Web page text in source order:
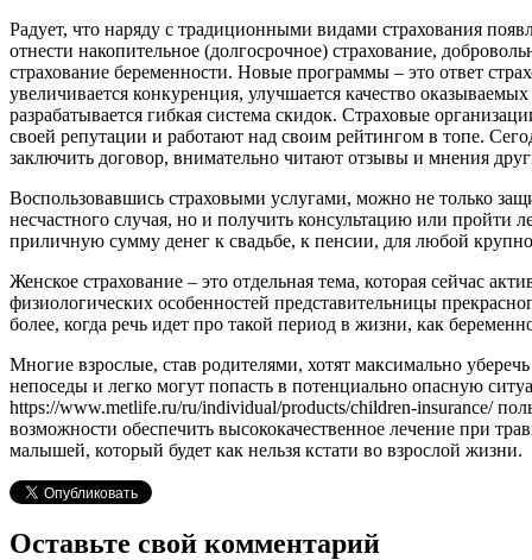
Радует, что наряду с традиционными видами страхования
отнести накопительное (долгосрочное) страхование,
страхование беременности. Новые программы – это ответ
увеличивается конкуренция, улучшается качество
разрабатывается гибкая система скидок. Страховые
своей репутации и работают над своим рейтингом в топе.
заключить договор, внимательно читают отзывы и мнения
Воспользовавшись страховыми услугами, можно не только
несчастного случая, но и получить консультацию или пройти
приличную сумму денег к свадьбе, к пенсии, для любой
Женское страхование – это отдельная тема, которая сейчас
физиологических особенностей представительницы
более, когда речь идет про такой период в жизни, как
Многие взрослые, став родителями, хотят максимально
непоседы и легко могут попасть в потенциально опасную
https://www.metlife.ru/ru/individual/products/children-insurance/
возможности обеспечить высококачественное лечение при
малышей, который будет как нельзя кстати во взрослой жизни.
Оставьте свой комментарий